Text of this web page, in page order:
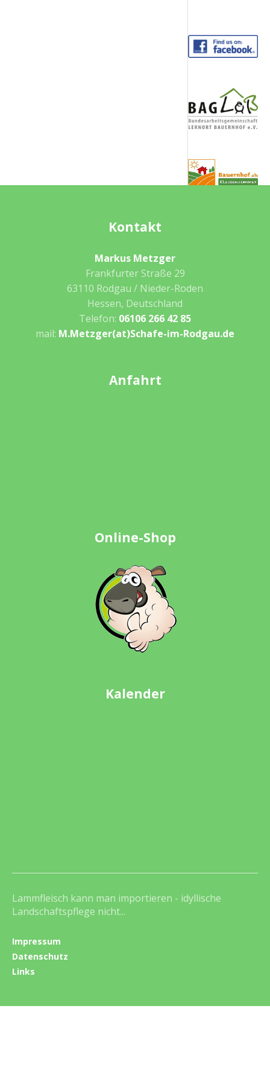
Kontakt
Markus Metzger
Frankfurter Straße 29
63110 Rodgau / Nieder-Roden
Hessen, Deutschland
Telefon: 06106 266 42 85
mail: M.Metzger(at)Schafe-im-Rodgau.de
Anfahrt
Online-Shop
Kalender
Lammfleisch kann man importieren - idyllische
Landschaftspflege nicht...
Impressum
Datenschutz
Links